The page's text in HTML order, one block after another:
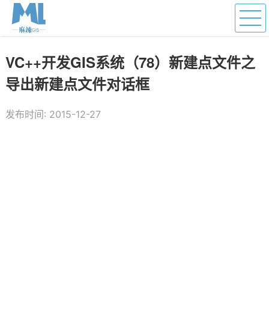
VC++开发GIS系统（78）新建点文件之
导出新建点文件对话框
发布时间: 2015-12-27